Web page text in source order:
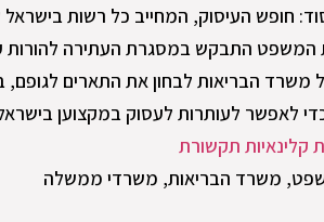
חופש העיסוק, המחייב כל רשות
המשפט התבקש במסגרת העתירה
משרד הבריאות לבחון את התארים
לאפשר לעותרות לעסוק במקצוען
קלינאיות תקשורת
, משרד הבריאות, משרדי ממשלה